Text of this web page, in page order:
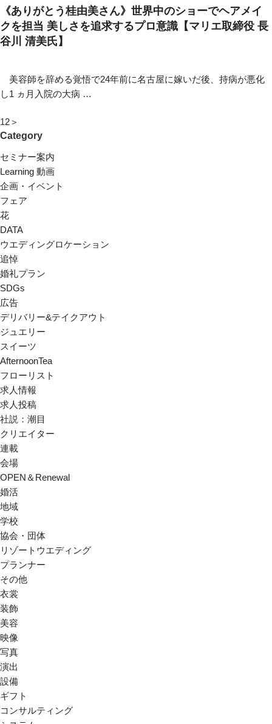
《ありがとう桂由美さん》世界中のショーでヘアメイ
クを担当 美しさを追求するプロ意識【マリエ取締役 長
谷川 清美氏】
美容師を辞める覚悟で24年前に名古屋に嫁いだ後、持病が悪化
し1 ヵ月入院の大病 …
12＞
Category
セミナー案内
Learning 動画
企画・イベント
フェア
花
DATA
ウエディングロケーション
追悼
婚礼プラン
SDGs
広告
デリバリー&テイクアウト
ジュエリー
スイーツ
AfternoonTea
フローリスト
求人情報
求人投稿
社説：潮目
クリエイター
連載
会場
OPEN＆Renewal
婚活
地域
学校
協会・団体
リゾートウエディング
プランナー
その他
衣裳
装飾
美容
映像
写真
演出
設備
ギフト
コンサルティング